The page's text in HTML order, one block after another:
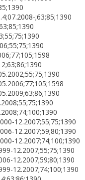
;63;85;1390
12.2007;55;75;1390
12.2007;59;80;1390
12.2007;74;100;1390
12.2007;55;75;1390
12.2007;59;80;1390
12.2007;74;100;1390